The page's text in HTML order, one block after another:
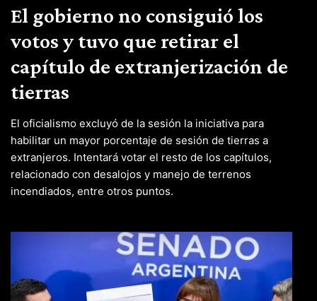
El gobierno no consiguió los
votos y tuvo que retirar el
capítulo de extranjerización de
tierras
El oficialismo excluyó de la sesión la iniciativa para
habilitar un mayor porcentaje de sesión de tierras a
extranjeros. Intentará votar el resto de los capítulos,
relacionado con desalojos y manejo de terrenos
incendiados, entre otros puntos.